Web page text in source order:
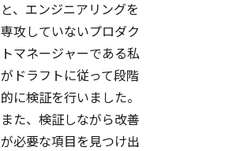
と、エンジニアリングを
専攻していないプロダク
トマネージャーである私
がドラフトに従って段階
的に検証を行いました。
また、検証しながら改善
が必要な項目を見つけ出